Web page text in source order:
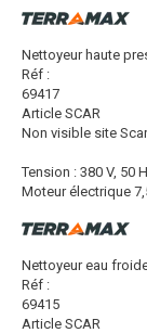
Nettoyeur haute
Réf :
69417
Article SCAR
Non visible site Scar
Tension : 380 V, 50
Moteur électrique
Nettoyeur eau
Réf :
69415
Article SCAR